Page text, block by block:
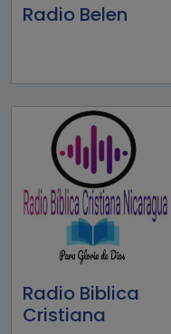
Radio Belen
Radio Biblica
Cristiana